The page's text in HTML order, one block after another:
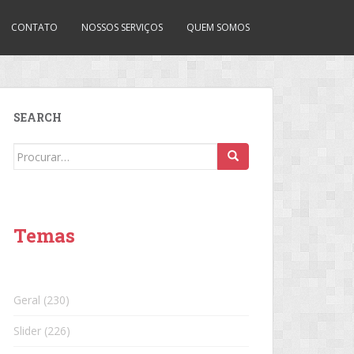
CONTATO NOSSOS SERVIÇOS QUEM SOMOS
SEARCH
Search
Temas
Geral (230)
Slider (226)